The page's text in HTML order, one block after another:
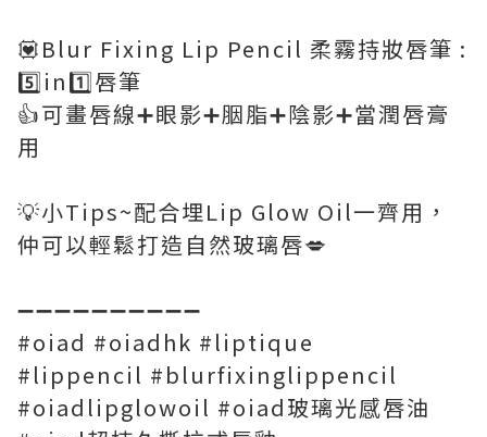
💟Blur Fixing Lip Pencil 柔霧持妝唇筆 :
5️⃣in1️⃣唇筆
👍可畫唇線➕眼影➕胭脂➕陰影➕當潤唇膏
用
💡小Tips~配合埋Lip Glow Oil一齊用，
仲可以輕鬆打造自然玻璃唇💋
➖➖➖➖➖➖➖➖➖➖
#oiad #oiadhk #liptique
#lippencil #blurfixinglippencil
#oiadlipglowoil #oiad玻璃光感唇油